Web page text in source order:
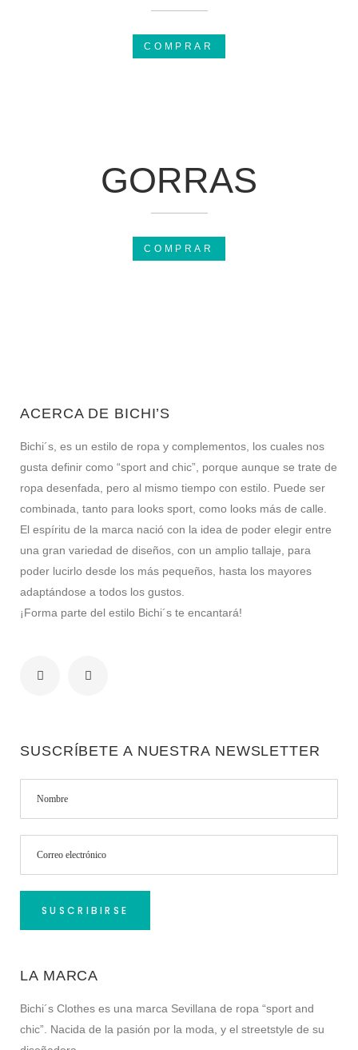
COMPRAR
GORRAS
COMPRAR
ACERCA DE BICHI’S
Bichi´s, es un estilo de ropa y complementos, los cuales nos
gusta definir como “sport and chic”, porque aunque se trate de
ropa desenfada, pero al mismo tiempo con estilo. Puede ser
combinada, tanto para looks sport, como looks más de calle.
El espíritu de la marca nació con la idea de poder elegir entre
una gran variedad de diseños, con un amplio tallaje, para
poder lucirlo desde los más pequeños, hasta los mayores
adaptándose a todos los gustos.
¡Forma parte del estilo Bichi´s te encantará!
SUSCRÍBETE A NUESTRA NEWSLETTER
LA MARCA
Bichi´s Clothes es una marca Sevillana de ropa “sport and
chic”. Nacida de la pasión por la moda, y el streetstyle de su